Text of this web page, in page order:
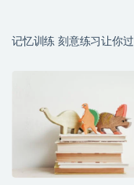
记忆训练 刻意练习让你